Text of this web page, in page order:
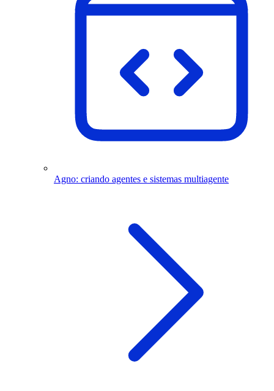
Agno: criando agentes e sistemas multiagente